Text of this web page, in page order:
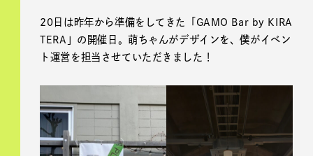
20日は昨年から準備をしてきた「GAMO Bar by KIRA
TERA」の開催日。萌ちゃんがデザインを、僕がイベン
ト運営を担当させていただきました！